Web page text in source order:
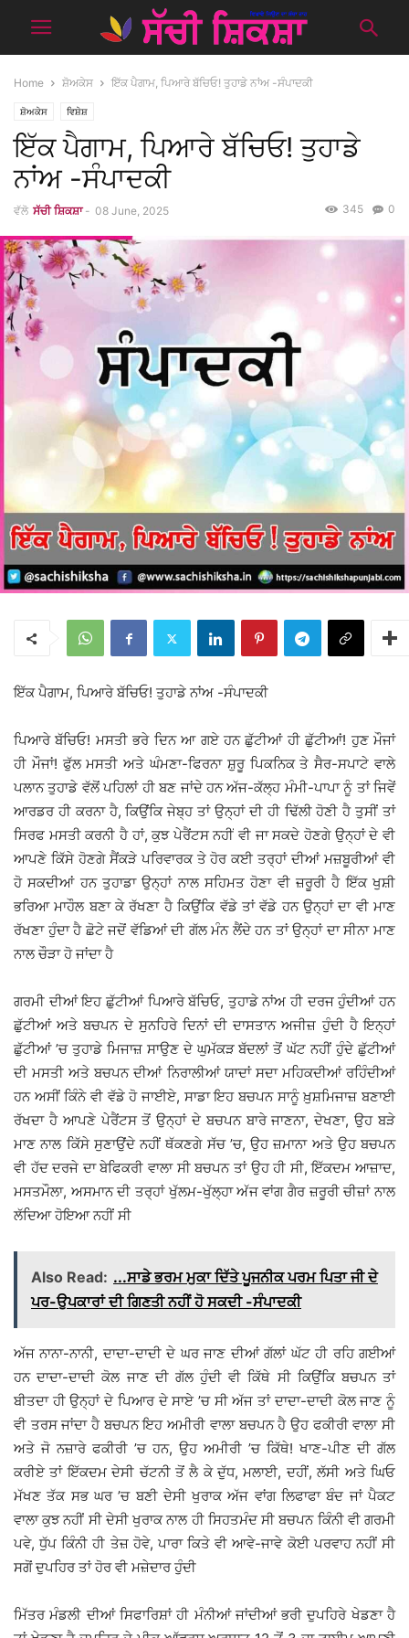
Home ਸ਼ੋਅਕੇਸ ਇੱਕ ਪੈਗਾਮ, ਪਿਆਰੇ ਬੱਚਿਓ! ਤੁਹਾਡੇ ਨਾਂਅ -ਸੰਪਾਦਕੀ
ਸ਼ੋਅਕੇਸ ਵਿਸ਼ੇਸ਼
ਇੱਕ ਪੈਗਾਮ, ਪਿਆਰੇ ਬੱਚਿਓ! ਤੁਹਾਡੇ
ਨਾਂਅ -ਸੰਪਾਦਕੀ
ਵੱਲੋ ਸੱਚੀ ਸ਼ਿਕਸ਼ਾ - 08 June, 2025 0
345
ਇੱਕ ਪੈਗਾਮ, ਪਿਆਰੇ ਬੱਚਿਓ! ਤੁਹਾਡੇ ਨਾਂਅ -ਸੰਪਾਦਕੀ
ਪਿਆਰੇ ਬੱਚਿਓ! ਮਸਤੀ ਭਰੇ ਦਿਨ ਆ ਗਏ ਹਨ ਛੁੱਟੀਆਂ ਹੀ ਛੁੱਟੀਆਂ! ਹੁਣ ਮੌਜਾਂ
ਹੀ ਮੌਜਾਂ! ਫੁੱਲ ਮਸਤੀ ਅਤੇ ਘੰਮਣਾ-ਫਿਰਨਾ ਸ਼ੁਰੂ ਪਿਕਨਿਕ ਤੇ ਸੈਰ-ਸਪਾਟੇ ਵਾਲੇ
ਪਲਾਨ ਤੁਹਾਡੇ ਵੱਲੋਂ ਪਹਿਲਾਂ ਹੀ ਬਣ ਜਾਂਦੇ ਹਨ ਅੱਜ-ਕੱਲ੍ਹ ਮੰਮੀ-ਪਾਪਾ ਨੂੰ ਤਾਂ ਜਿਵੇਂ
ਆਰਡਰ ਹੀ ਕਰਨਾ ਹੈ, ਕਿਉਂਕਿ ਜੇਬ੍ਹ ਤਾਂ ਉਨ੍ਹਾਂ ਦੀ ਹੀ ਢਿੱਲੀ ਹੋਣੀ ਹੈ ਤੁਸੀਂ ਤਾਂ
ਸਿਰਫ ਮਸਤੀ ਕਰਨੀ ਹੈ ਹਾਂ, ਕੁਝ ਪੇਰੈਂਟਸ ਨਹੀਂ ਵੀ ਜਾ ਸਕਦੇ ਹੋਣਗੇ ਉਨ੍ਹਾਂ ਦੇ ਵੀ
ਆਪਣੇ ਕਿੱਸੇ ਹੋਣਗੇ ਸੈਂਕੜੇ ਪਰਿਵਾਰਕ ਤੇ ਹੋਰ ਕਈ ਤਰ੍ਹਾਂ ਦੀਆਂ ਮਜ਼ਬੂਰੀਆਂ ਵੀ
ਹੋ ਸਕਦੀਆਂ ਹਨ ਤੁਹਾਡਾ ਉਨ੍ਹਾਂ ਨਾਲ ਸਹਿਮਤ ਹੋਣਾ ਵੀ ਜ਼ਰੂਰੀ ਹੈ ਇੱਕ ਖੁਸ਼ੀ
ਭਰਿਆ ਮਾਹੌਲ ਬਣਾ ਕੇ ਰੱਖਣਾ ਹੈ ਕਿਉਂਕਿ ਵੱਡੇ ਤਾਂ ਵੱਡੇ ਹਨ ਉਨ੍ਹਾਂ ਦਾ ਵੀ ਮਾਣ
ਰੱਖਣਾ ਹੁੰਦਾ ਹੈ ਛੋਟੇ ਜਦੋਂ ਵੱਡਿਆਂ ਦੀ ਗੱਲ ਮੰਨ ਲੈਂਦੇ ਹਨ ਤਾਂ ਉਨ੍ਹਾਂ ਦਾ ਸੀਨਾ ਮਾਣ
ਨਾਲ ਚੌੜਾ ਹੋ ਜਾਂਦਾ ਹੈ
ਗਰਮੀ ਦੀਆਂ ਇਹ ਛੁੱਟੀਆਂ ਪਿਆਰੇ ਬੱਚਿਓ, ਤੁਹਾਡੇ ਨਾਂਅ ਹੀ ਦਰਜ ਹੁੰਦੀਆਂ ਹਨ
ਛੁੱਟੀਆਂ ਅਤੇ ਬਚਪਨ ਦੇ ਸੁਨਹਿਰੇ ਦਿਨਾਂ ਦੀ ਦਾਸਤਾਨ ਅਜੀਜ਼ ਹੁੰਦੀ ਹੈ ਇਨ੍ਹਾਂ
ਛੁੱਟੀਆਂ ’ਚ ਤੁਹਾਡੇ ਮਿਜਾਜ਼ ਸਾਉਣ ਦੇ ਘੁਮੱਕੜ ਬੱਦਲਾਂ ਤੋਂ ਘੱਟ ਨਹੀਂ ਹੁੰਦੇ ਛੁੱਟੀਆਂ
ਦੀ ਮਸਤੀ ਅਤੇ ਬਚਪਨ ਦੀਆਂ ਨਿਰਾਲੀਆਂ ਯਾਦਾਂ ਸਦਾ ਮਹਿਕਦੀਆਂ ਰਹਿੰਦੀਆਂ
ਹਨ ਅਸੀਂ ਕਿੰਨੇ ਵੀ ਵੱਡੇ ਹੋ ਜਾਈਏ, ਸਾਡਾ ਇਹ ਬਚਪਨ ਸਾਨੂੰ ਖ਼ੁਸ਼ਮਿਜਾਜ਼ ਬਣਾਈ
ਰੱਖਦਾ ਹੈ ਆਪਣੇ ਪੇਰੈਂਟਸ ਤੋਂ ਉਨ੍ਹਾਂ ਦੇ ਬਚਪਨ ਬਾਰੇ ਜਾਣਨਾ, ਦੇਖਣਾ, ਉਹ ਬੜੇ
ਮਾਣ ਨਾਲ ਕਿੱਸੇ ਸੁਣਾਉਂਦੇ ਨਹੀਂ ਥੱਕਣਗੇ ਸੱਚ ’ਚ, ਉਹ ਜ਼ਮਾਨਾ ਅਤੇ ਉਹ ਬਚਪਨ
ਵੀ ਹੱਦ ਦਰਜੇ ਦਾ ਬੇਫਿਕਰੀ ਵਾਲਾ ਸੀ ਬਚਪਨ ਤਾਂ ਉਹ ਹੀ ਸੀ, ਇੱਕਦਮ ਆਜ਼ਾਦ,
ਮਸਤਮੌਲਾ, ਅਸਮਾਨ ਦੀ ਤਰ੍ਹਾਂ ਖੁੱਲਮ-ਖੁੱਲ੍ਹਾ ਅੱਜ ਵਾਂਗ ਗੈਰ ਜ਼ਰੂਰੀ ਚੀਜ਼ਾਂ ਨਾਲ
ਲੱਦਿਆ ਹੋਇਆ ਨਹੀਂ ਸੀ
Also Read: ...ਸਾਡੇ ਭਰਮ ਮੁਕਾ ਦਿੱਤੇ ਪੂਜਨੀਕ ਪਰਮ ਪਿਤਾ ਜੀ ਦੇ
ਪਰ-ਉਪਕਾਰਾਂ ਦੀ ਗਿਣਤੀ ਨਹੀਂ ਹੋ ਸਕਦੀ -ਸੰਪਾਦਕੀ
ਅੱਜ ਨਾਨਾ-ਨਾਨੀ, ਦਾਦਾ-ਦਾਦੀ ਦੇ ਘਰ ਜਾਣ ਦੀਆਂ ਗੱਲਾਂ ਘੱਟ ਹੀ ਰਹਿ ਗਈਆਂ
ਹਨ ਦਾਦਾ-ਦਾਦੀ ਕੋਲ ਜਾਣ ਦੀ ਗੱਲ ਹੁੰਦੀ ਵੀ ਕਿੱਥੇ ਸੀ ਕਿਉਂਕਿ ਬਚਪਨ ਤਾਂ
ਬੀਤਦਾ ਹੀ ਉਨ੍ਹਾਂ ਦੇ ਪਿਆਰ ਦੇ ਸਾਏ ’ਚ ਸੀ ਅੱਜ ਤਾਂ ਦਾਦਾ-ਦਾਦੀ ਕੋਲ ਜਾਣ ਨੂੰ
ਵੀ ਤਰਸ ਜਾਂਦਾ ਹੈ ਬਚਪਨ ਇਹ ਅਮੀਰੀ ਵਾਲਾ ਬਚਪਨ ਹੈ ਉਹ ਫਕੀਰੀ ਵਾਲਾ ਸੀ
ਅਤੇ ਜੋ ਨਜ਼ਾਰੇ ਫਕੀਰੀ ’ਚ ਹਨ, ਉਹ ਅਮੀਰੀ ’ਚ ਕਿੱਥੇ! ਖਾਣ-ਪੀਣ ਦੀ ਗੱਲ
ਕਰੀਏ ਤਾਂ ਇੱਕਦਮ ਦੇਸੀ ਚੱਟਨੀ ਤੋਂ ਲੈ ਕੇ ਦੁੱਧ, ਮਲਾਈ, ਦਹੀਂ, ਲੱਸੀ ਅਤੇ ਘਿਓ
ਮੱਖਣ ਤੱਕ ਸਭ ਘਰ ’ਚ ਬਣੀ ਦੇਸੀ ਖੁਰਾਕ ਅੱਜ ਵਾਂਗ ਲਿਫਾਫਾ ਬੰਦ ਜਾਂ ਪੈਕਟ
ਵਾਲਾ ਕੁਝ ਨਹੀਂ ਸੀ ਦੇਸੀ ਖੁਰਾਕ ਨਾਲ ਹੀ ਸਿਹਤਮੰਦ ਸੀ ਬਚਪਨ ਕਿੰਨੀ ਵੀ ਗਰਮੀ
ਪਵੇ, ਧੁੱਪ ਕਿੰਨੀ ਹੀ ਤੇਜ਼ ਹੋਵੇ, ਪਾਰਾ ਕਿਤੇ ਵੀ ਆਵੇ-ਜਾਵੇ ਕੋਈ ਪਰਵਾਹ ਨਹੀਂ ਸੀ
ਸਗੋਂ ਦੁਪਹਿਰ ਤਾਂ ਹੋਰ ਵੀ ਮਜ਼ੇਦਾਰ ਹੁੰਦੀ
ਮਿੱਤਰ ਮੰਡਲੀ ਦੀਆਂ ਸਿਫਾਰਿਸ਼ਾਂ ਹੀ ਮੰਨੀਆਂ ਜਾਂਦੀਆਂ ਭਰੀ ਦੁਪਹਿਰੇ ਖੇਡਣਾ ਹੈ